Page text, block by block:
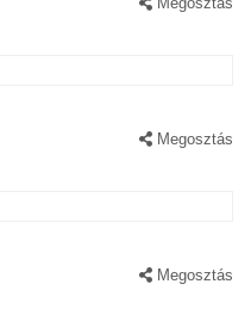
Megosztás
Megosztás